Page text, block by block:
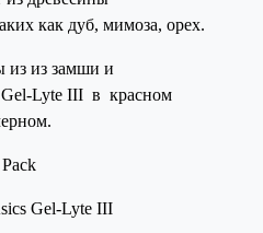
как дуб, мимоза, орех.
из из замши и
Gel-Lyte III в красном
Gel-Lyte III